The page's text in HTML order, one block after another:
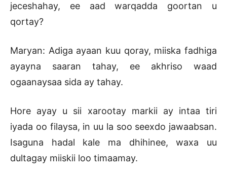
jeceshahay, ee aad warqadda goortan u
qortay?
Maryan: Adiga ayaan kuu qoray, miiska fadhiga
ayayna saaran tahay, ee akhriso waad
ogaanaysaa sida ay tahay.
Hore ayay u sii xarootay markii ay intaa tiri
iyada oo filaysa, in uu la soo seexdo jawaabsan.
Isaguna hadal kale ma dhihinee, waxa uu
dultagay miiskii loo timaamay.